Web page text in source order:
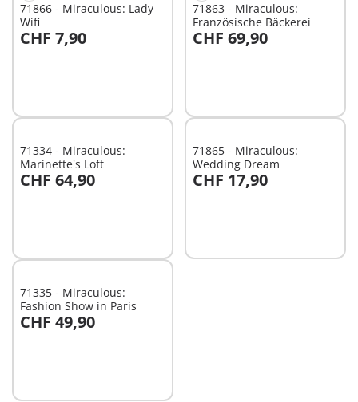
71866 - Miraculous: Lady
Wifi
CHF 7,90
In den Warenkorb
71863 - Miraculous:
Französische Bäckerei
CHF 69,90
In den Warenkorb
71334 - Miraculous:
Marinette's Loft
CHF 64,90
In den Warenkorb
71865 - Miraculous:
Wedding Dream
CHF 17,90
In den Warenkorb
71335 - Miraculous:
Fashion Show in Paris
CHF 49,90
In den Warenkorb